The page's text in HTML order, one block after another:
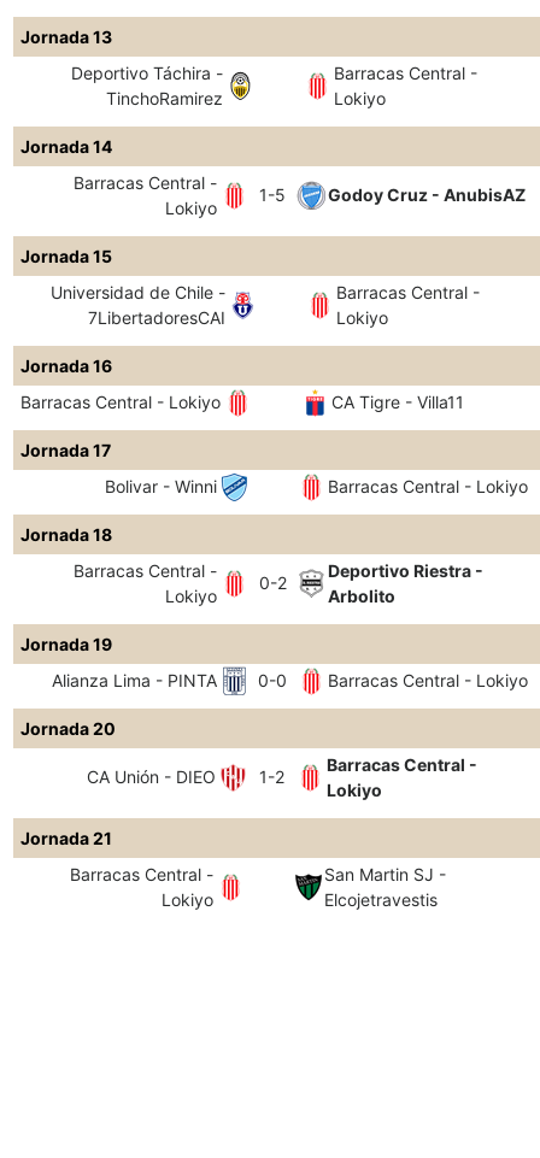
Jornada 13
Deportivo Táchira -
TinchoRamirez
Barracas Central -
Lokiyo
Jornada 14
Barracas Central -
Lokiyo
1-5 Godoy Cruz - AnubisAZ
Jornada 15
Universidad de Chile -
7LibertadoresCAI
Barracas Central -
Lokiyo
Jornada 16
Barracas Central - Lokiyo
CA Tigre - Villa11
Jornada 17
Bolivar - Winni
Barracas Central - Lokiyo
Jornada 18
Barracas Central -
Lokiyo
0-2
Deportivo Riestra -
Arbolito
Jornada 19
Alianza Lima - PINTA
0-0 Barracas Central - Lokiyo
Jornada 20
CA Unión - DIEO 1-2
Barracas Central -
Lokiyo
Jornada 21
Barracas Central -
Lokiyo
San Martin SJ -
Elcojetravestis